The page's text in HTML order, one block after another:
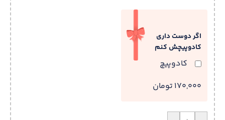
اگر دوست داری
کادوپیچش کنم
کادوپیچ
170,000 تومان